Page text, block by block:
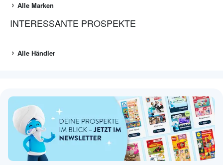
Alle Marken
INTERESSANTE PROSPEKTE
Alle Händler